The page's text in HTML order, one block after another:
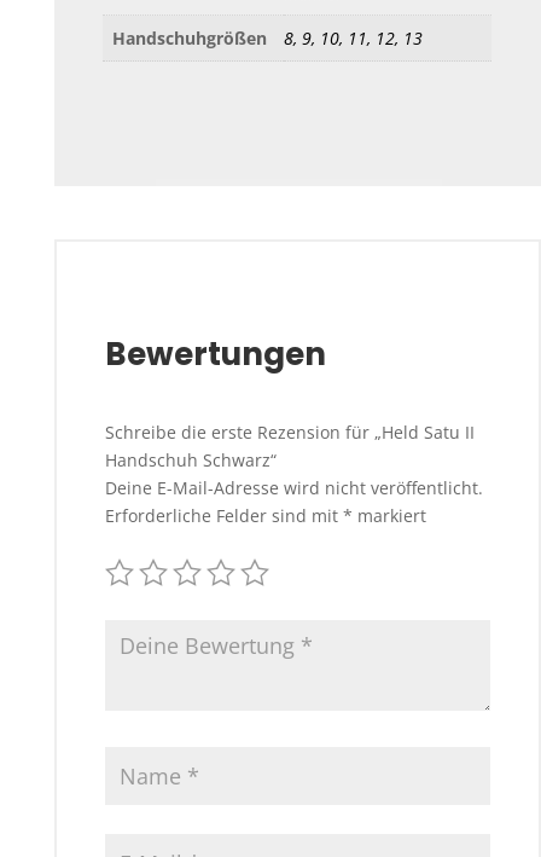
Handschuhgrößen
8, 9, 10, 11, 12, 13
Bewertungen
Schreibe die erste Rezension für „Held Satu II
Handschuh Schwarz“
Deine E-Mail-Adresse wird nicht veröffentlicht.
Erforderliche Felder sind mit * markiert